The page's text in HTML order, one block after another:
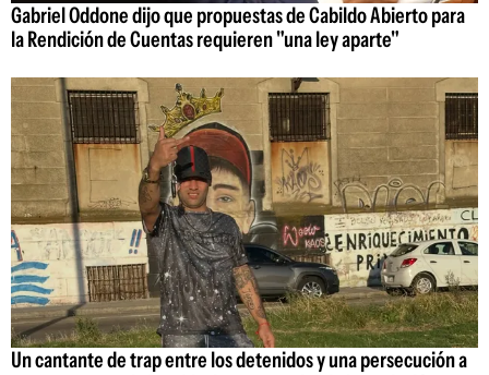
Gabriel Oddone dijo que propuestas de Cabildo Abierto para
la Rendición de Cuentas requieren "una ley aparte"
Un cantante de trap entre los detenidos y una persecución a